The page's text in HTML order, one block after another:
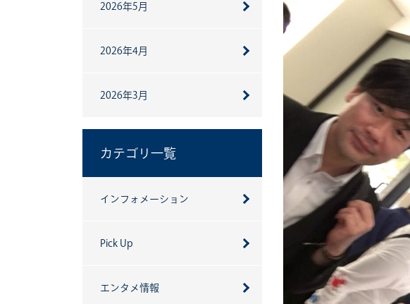
2026年5月
2026年4月
2026年3月
カテゴリ一覧
インフォメーション
Pick Up
エンタメ情報